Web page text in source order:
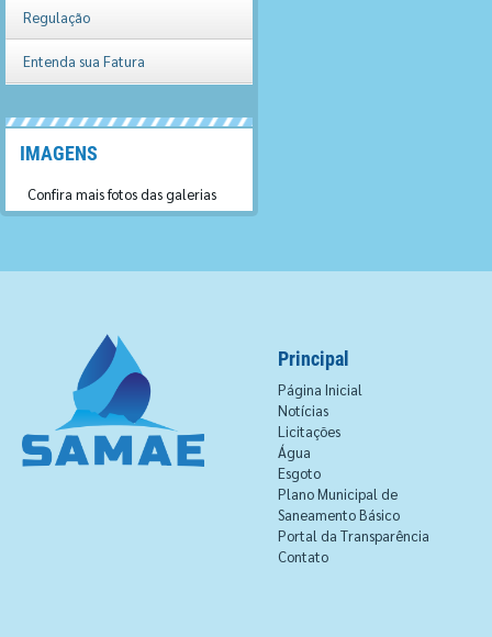
Regulação
Entenda sua Fatura
IMAGENS
Confira mais fotos das galerias
Principal
Página Inicial
Notícias
Licitações
Água
Esgoto
Plano Municipal de
Saneamento Básico
Portal da Transparência
Contato